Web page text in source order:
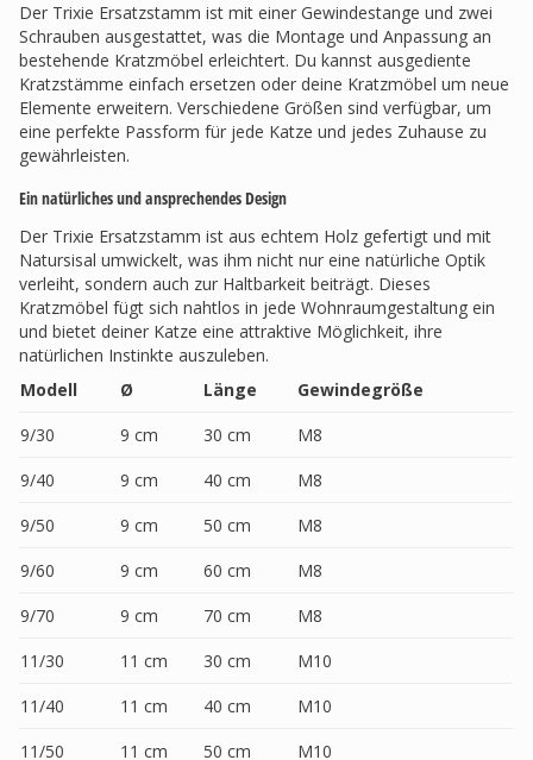
Der Trixie Ersatzstamm ist mit einer Gewindestange und zwei
Schrauben ausgestattet, was die Montage und Anpassung an
bestehende Kratzmöbel erleichtert. Du kannst ausgediente
Kratzstämme einfach ersetzen oder deine Kratzmöbel um neue
Elemente erweitern. Verschiedene Größen sind verfügbar, um
eine perfekte Passform für jede Katze und jedes Zuhause zu
gewährleisten.
Ein natürliches und ansprechendes Design
Der Trixie Ersatzstamm ist aus echtem Holz gefertigt und mit
Natursisal umwickelt, was ihm nicht nur eine natürliche Optik
verleiht, sondern auch zur Haltbarkeit beiträgt. Dieses
Kratzmöbel fügt sich nahtlos in jede Wohnraumgestaltung ein
und bietet deiner Katze eine attraktive Möglichkeit, ihre
natürlichen Instinkte auszuleben.
Modell
Ø Länge
Gewindegröße
9/30
9 cm 30 cm
M8
9/40
9 cm 40 cm
M8
9/50
9 cm 50 cm
M8
9/60
9 cm 60 cm
M8
9/70
9 cm 70 cm
M8
11/30
11 cm 30 cm
M10
11/40
11 cm 40 cm
M10
11/50
11 cm 50 cm M10